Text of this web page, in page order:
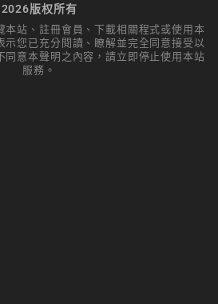
2026版权所有
本站、註冊會員、下載相關程式或使用本
示您已充分閱讀、瞭解並完全同意接受以
同意本聲明之內容，請立即停止使用本站
服務。